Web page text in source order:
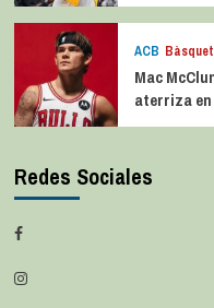
ACB
Mac
aterriza
Redes Sociales